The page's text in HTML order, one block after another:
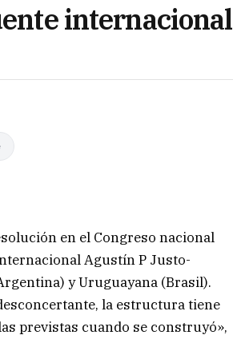
internacional
en el Congreso nacional
Agustín P Justo-
y Uruguayana (Brasil).
la estructura tiene
previstas cuando se construyó»,